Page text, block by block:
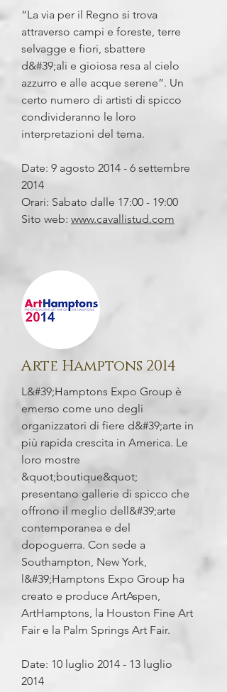
“La via per il Regno si trova
attraverso campi e foreste, terre
selvagge e fiori, sbattere
d&#39;ali e gioiosa resa al cielo
azzurro e alle acque serene”. Un
certo numero di artisti di spicco
condivideranno le loro
interpretazioni del tema.
Date: 9 agosto 2014 - 6 settembre
2014
Orari: Sabato dalle 17:00 - 19:00
Sito web: www.cavallistud.com
Arte Hamptons 2014
L&#39;Hamptons Expo Group è
emerso come uno degli
organizzatori di fiere d&#39;arte in
più rapida crescita in America. Le
loro mostre
&quot;boutique&quot;
presentano gallerie di spicco che
offrono il meglio dell&#39;arte
contemporanea e del
dopoguerra. Con sede a
Southampton, New York,
l&#39;Hamptons Expo Group ha
creato e produce ArtAspen,
ArtHamptons, la Houston Fine Art
Fair e la Palm Springs Art Fair.
Date: 10 luglio 2014 - 13 luglio
2014